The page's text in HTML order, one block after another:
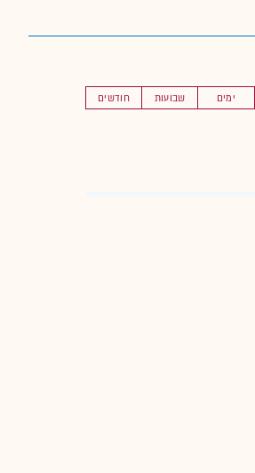
חודשים שבועות ימים